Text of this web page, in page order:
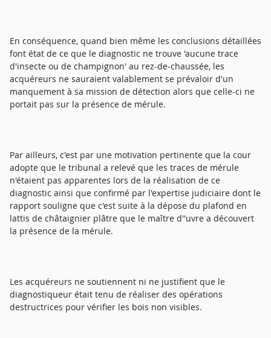
En conséquence, quand bien même les conclusions détaillées
font état de ce que le diagnostic ne trouve 'aucune trace
d'insecte ou de champignon' au rez-de-chaussée, les
acquéreurs ne sauraient valablement se prévaloir d'un
manquement à sa mission de détection alors que celle-ci ne
portait pas sur la présence de mérule.
Par ailleurs, c'est par une motivation pertinente que la cour
adopte que le tribunal a relevé que les traces de mérule
n'étaient pas apparentes lors de la réalisation de ce
diagnostic ainsi que confirmé par l'expertise judiciaire dont le
rapport souligne que c'est suite à la dépose du plafond en
lattis de châtaignier plâtre que le maître d''uvre a découvert
la présence de la mérule.
Les acquéreurs ne soutiennent ni ne justifient que le
diagnostiqueur était tenu de réaliser des opérations
destructrices pour vérifier les bois non visibles.